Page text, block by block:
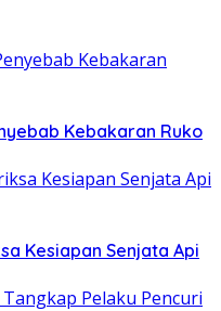
Kebakaran Ruko
Kesiapan Senjata Api